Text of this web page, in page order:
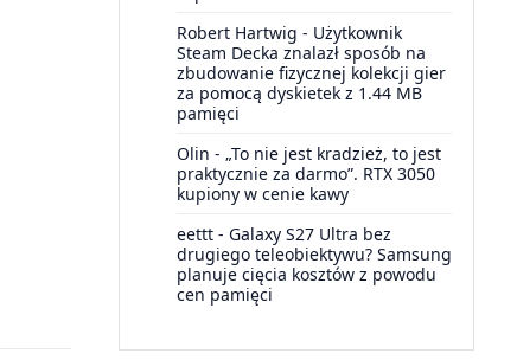
Robert Hartwig - Użytkownik
Steam Decka znalazł sposób na
zbudowanie fizycznej kolekcji gier
za pomocą dyskietek z 1.44 MB
pamięci
Olin - „To nie jest kradzież, to jest
praktycznie za darmo”. RTX 3050
kupiony w cenie kawy
eettt - Galaxy S27 Ultra bez
drugiego teleobiektywu? Samsung
planuje cięcia kosztów z powodu
cen pamięci